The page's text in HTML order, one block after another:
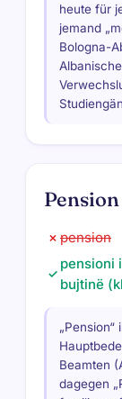
heute für
jemand
Bologna-
Pension
✗ pension
✓
pensioni
bujtinë
Beamten
dagegen